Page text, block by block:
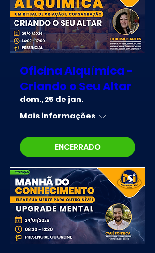
Oficina Alquímica -
Criando o Seu Altar
dom., 25 de jan.
Mais informações
ENCERRADO